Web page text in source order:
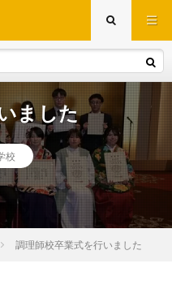
ました
校
調理師校卒業式を行いました